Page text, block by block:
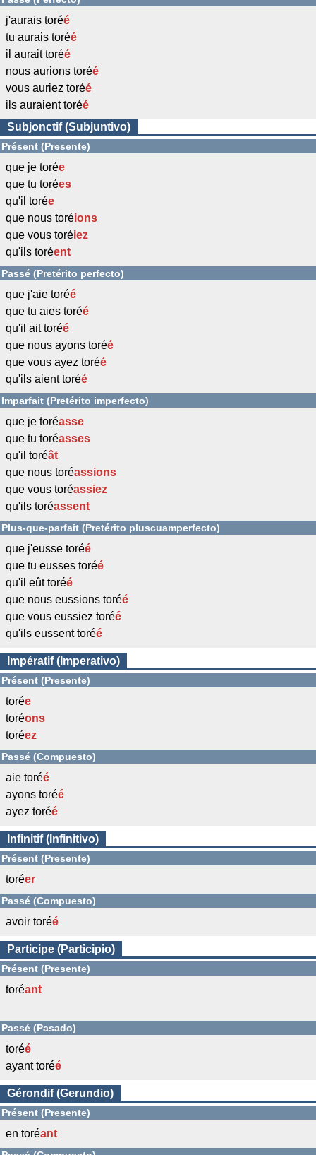
j'aurais toréé
tu aurais toréé
il aurait toréé
nous aurions toréé
vous auriez toréé
ils auraient toréé
Subjonctif (Subjuntivo)
Présent (Presente)
que je torée
que tu torées
qu'il torée
que nous toréions
que vous toréiez
qu'ils toréent
Passé (Pretérito perfecto)
que j'aie toréé
que tu aies toréé
qu'il ait toréé
que nous ayons toréé
que vous ayez toréé
qu'ils aient toréé
Imparfait (Pretérito imperfecto)
que je toréasse
que tu toréasses
qu'il toréât
que nous toréassions
que vous toréassiez
qu'ils toréassent
Plus-que-parfait (Pretérito pluscuamperfecto)
que j'eusse toréé
que tu eusses toréé
qu'il eût toréé
que nous eussions toréé
que vous eussiez toréé
qu'ils eussent toréé
Impératif (Imperativo)
Présent (Presente)
torée
toréons
toréez
Passé (Compuesto)
aie toréé
ayons toréé
ayez toréé
Infinitif (Infinitivo)
Présent (Presente)
toréer
Passé (Compuesto)
avoir toréé
Participe (Participio)
Présent (Presente)
toréant
Passé (Pasado)
toréé
ayant toréé
Gérondif (Gerundio)
Présent (Presente)
en toréant